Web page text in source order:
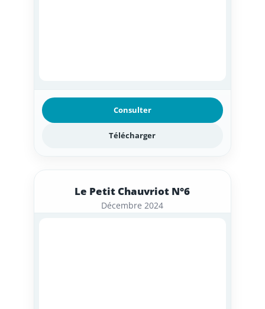
Consulter
Télécharger
Le Petit Chauvriot N°6
Décembre 2024